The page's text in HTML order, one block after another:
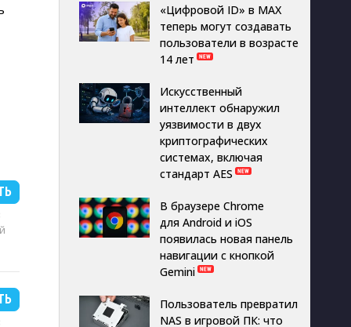
«Цифровой ID» в MAX
теперь могут создавать
пользователи в возрасте
14 лет
Искусственный
интеллект обнаружил
уязвимости в двух
криптографических
системах, включая
стандарт AES
В браузере Chrome
для Android и iOS
появилась новая панель
навигации с кнопкой
Gemini
Пользователь превратил
NAS в игровой ПК: что